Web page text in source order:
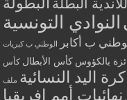
البطلة
النوادي التونسية
ب أكابر الوطني ب كبريات
بالكؤوس كأس الأبطال كأس
كرة اليد النسائية ملف
نهائيات أمم إفريقيا